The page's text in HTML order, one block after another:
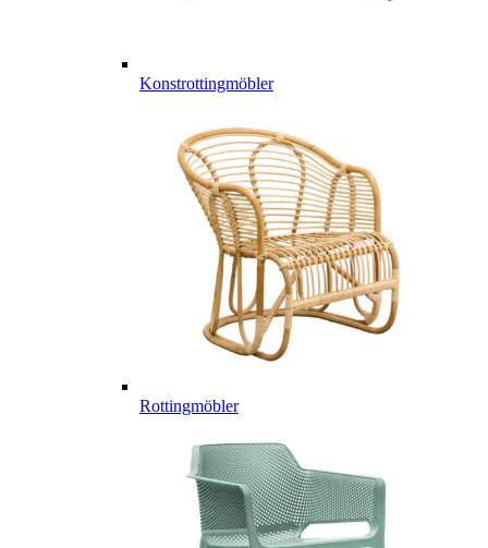
Konstrottingmöbler
Rottingmöbler